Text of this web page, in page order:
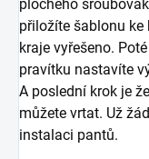
plochého
přiložíte šablonu ke
kraje vyřešeno.
pravítku nastavíte
A poslední krok je
můžete vrtat. Už
instalaci pantů.